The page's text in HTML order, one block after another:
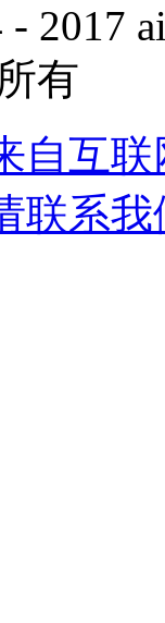
2017
有
自互
联系